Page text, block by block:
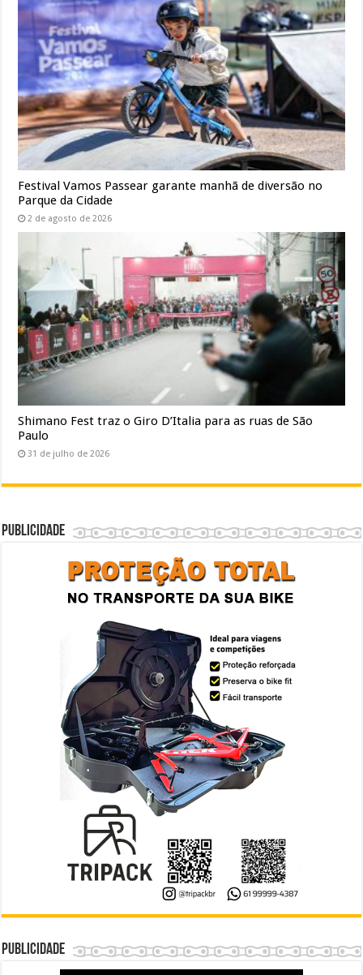
Festival Vamos Passear garante manhã de diversão no
Parque da Cidade
2 de agosto de 2026
Shimano Fest traz o Giro D’Italia para as ruas de São
Paulo
31 de julho de 2026
Publicidade
Publicidade